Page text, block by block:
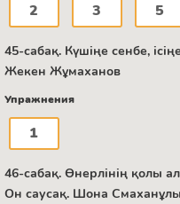
2 3 5
45-сабақ. Күшіңе сенбе,
Жекен Жұмаханов
Упражнения
1
46-сабақ. Өнерлінің қолы
Он саусақ. Шона Смаханұлы